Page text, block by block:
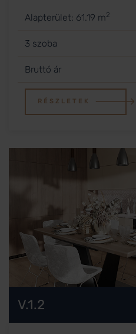
Alapterület: 61.19 m2
3 szoba
Bruttó ár
RÉSZLETEK
V.1.2